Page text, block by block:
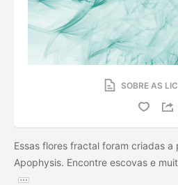
SOBRE AS
Essas flores fractal foram criadas
Apophysis. Encontre escovas e